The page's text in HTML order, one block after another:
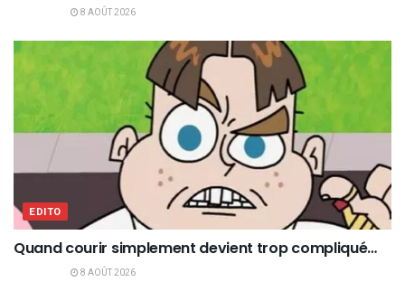
8 AOÛT 2026
EDITO
Quand courir simplement devient trop compliqué…
8 AOÛT 2026